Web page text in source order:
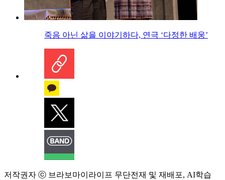
죽음 아닌 삶을 이야기하다, 연극 ‘다정한 배웅’
저작권자 ⓒ 브라보마이라이프 무단전재 및 재배포, AI학습